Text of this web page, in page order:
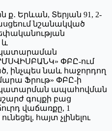
ք․ Երևան, Տերյան 91, 2-
նշանակված
և
կատարաման
ՓԲԸ-ում
ինչպես նաև հաջորդող
Ֆրութ» ՓԲԸ-ի
կատարման ապահովման
գույքի բաց
վաճառքը, 1
հայտ չլինելու